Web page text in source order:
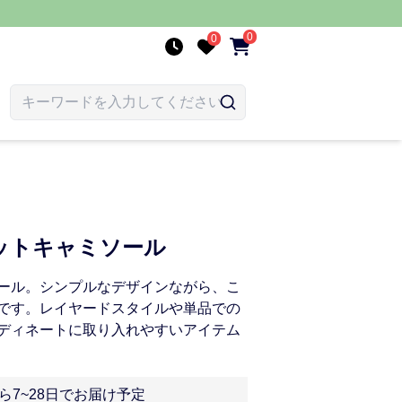
0 0
トキャミソール
ル。シンプルなデザインながら、こ
す。レイヤードスタイルや単品での
ィネートに取り入れやすいアイテム
7~28日でお届け予定